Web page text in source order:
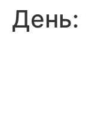
День: